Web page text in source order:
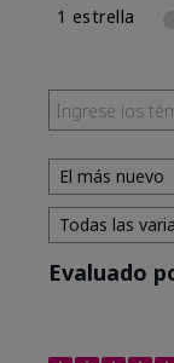
1 estrella
Evaluado